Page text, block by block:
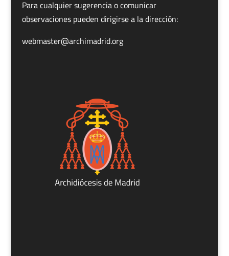
Para cualquier sugerencia o comunicar
observaciones pueden dirigirse a la dirección:
webmaster@archimadrid.org